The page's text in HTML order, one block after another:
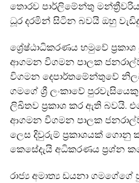
තොරව පාර්ලිමේන්තු
ධූර දරමින් සිටින බවයි ඔහු
ශ්‍රේෂ්ඨාධිකරණය හමුවේ
ආගමන විගමන පාලක
විගමන දෙපාර්තමේන්තුවේ
ගමගේ ශ්‍රී ලංකාවේ
ලිඛිතව ප්‍රකාශ කර ඇති බවයි.
ආගමන විගමන පාලක
ලෙස දිවුරුම් ප්‍රකාශයක් ගොනු
කෙසේදැයි අධිකරණය ප්‍රශ්න
රාජ්‍ය අමාත්‍ය ඩයනා ගමගේගේ